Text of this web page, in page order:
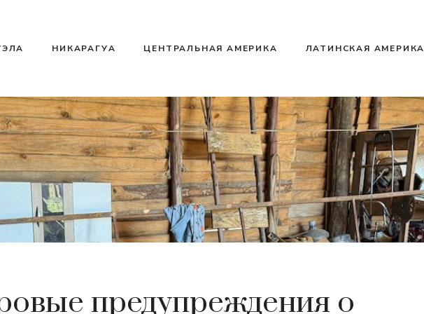
НИКАРАГУА ЦЕНТРАЛЬНАЯ АМЕРИКА ЛАТИНСКАЯ АМЕРИКА
предупреждения о